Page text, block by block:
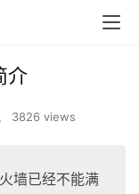
介
3826 views
墙已经不能满